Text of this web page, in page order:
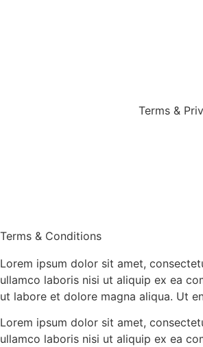
Terms &
Terms & Conditions
Lorem ipsum dolor sit amet,
ullamco laboris nisi ut aliquip ex ea
ut labore et dolore magna aliqua. Ut
Lorem ipsum dolor sit amet,
ullamco laboris nisi ut aliquip ex ea